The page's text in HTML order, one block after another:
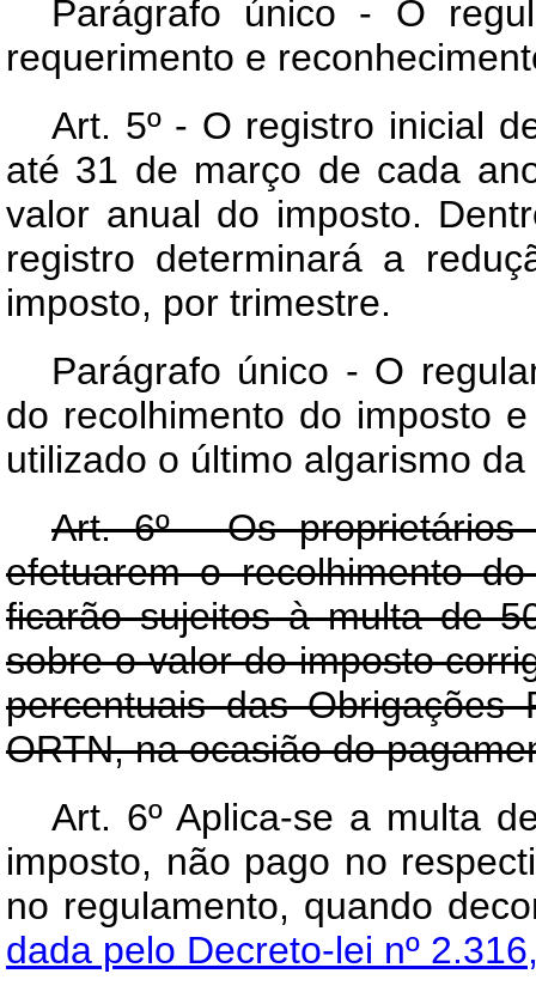
Parágrafo único - O
requerimento e
Art. 5º - O registro inicial
até 31 de março de cada
valor anual do imposto.
registro determinará a
imposto, por trimestre.
Parágrafo único - O
do recolhimento do imposto
utilizado o último algarismo
Art. 6º - Os proprietários
efetuarem o recolhimento
ficarão sujeitos à multa de
sobre o valor do imposto
percentuais das Obrigações
ORTN, na ocasião do
Art. 6º Aplica-se a multa
imposto, não pago no
no regulamento, quando
dada pelo Decreto-lei nº